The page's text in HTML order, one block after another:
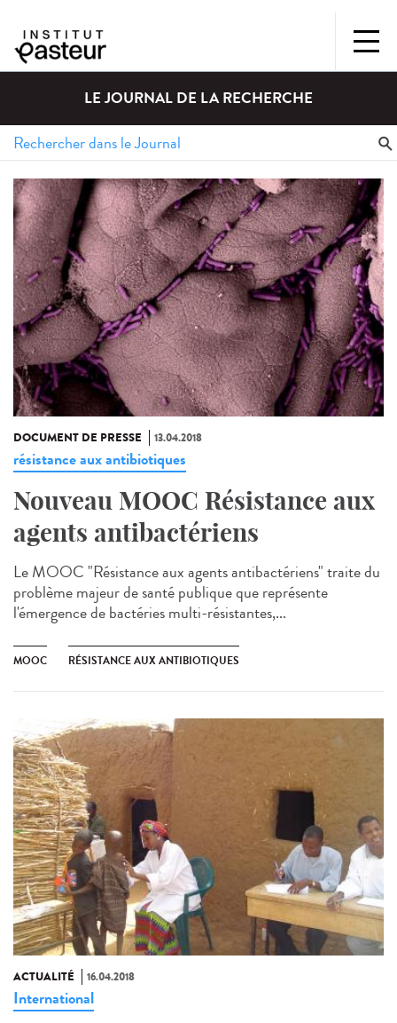
LE JOURNAL DE LA RECHERCHE
DOCUMENT DE PRESSE 13.04.2018
résistance aux antibiotiques
Nouveau MOOC Résistance aux
agents antibactériens
Le MOOC "Résistance aux agents antibactériens" traite du
problème majeur de santé publique que représente
l'émergence de bactéries multi-résistantes,...
MOOC RÉSISTANCE AUX ANTIBIOTIQUES
ACTUALITÉ 16.04.2018
International